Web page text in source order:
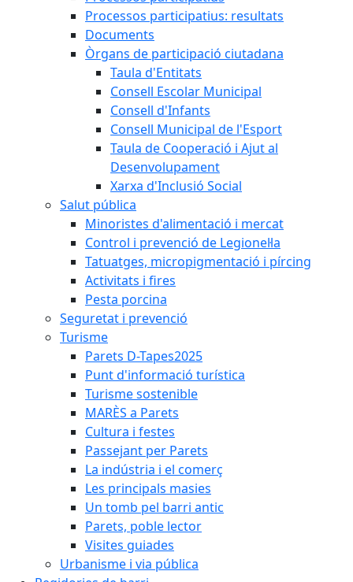
Processos participatius: resultats
Documents
Òrgans de participació ciutadana
Taula d'Entitats
Consell Escolar Municipal
Consell d'Infants
Consell Municipal de l'Esport
Taula de Cooperació i Ajut al
Desenvolupament
Xarxa d'Inclusió Social
Salut pública
Minoristes d'alimentació i mercat
Control i prevenció de Legionel·la
Tatuatges, micropigmentació i pírcing
Activitats i fires
Pesta porcina
Seguretat i prevenció
Turisme
Parets D-Tapes2025
Punt d'informació turística
Turisme sostenible
MARÈS a Parets
Cultura i festes
Passejant per Parets
La indústria i el comerç
Les principals masies
Un tomb pel barri antic
Parets, poble lector
Visites guiades
Urbanisme i via pública